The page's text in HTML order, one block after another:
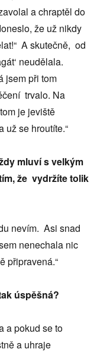
a chraptěl do
že už nikdy
A skutečně, od
neudělala.
jsem při tom
trvalo. Na
je jeviště
už se hroutíte.“
mluví s velkým
že vydržíte tolik
nevím. Asi snad
nenechala nic
připravená.“
úspěšná?
a pokud se to
a uhraje